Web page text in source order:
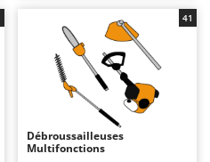
- Scies à bûches
pour tracteur
un fonctionnement silencieux et
une utilisation pratique. Lorsque
les batteries au lithium sont
déchargées, elles peuvent être
rapidement remplacées par
d'autres chargées, ce qui prolonge
leur autonomie. L'entretien se
limite au maintien de la charge des
batteries pendant les périodes
d'inutilisation et au nettoyage ou
au remplacement périodique du fil
ou des lames.
Débroussailleuses
Multifonctions
41